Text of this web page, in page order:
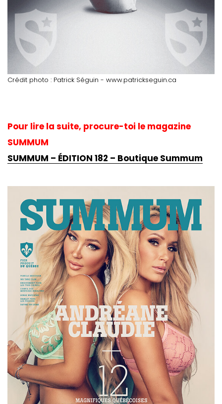
Crédit photo : Patrick Séguin - www.patrickseguin.ca
Pour lire la suite, procure-toi le magazine
SUMMUM
SUMMUM – ÉDITION 182 – Boutique Summum